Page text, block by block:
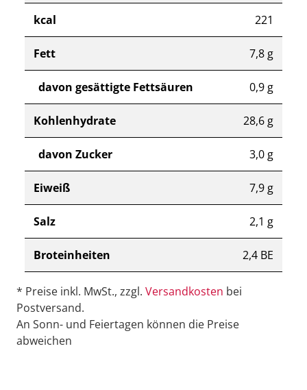
kcal 221
Fett 7,8 g
davon gesättigte Fettsäuren 0,9 g
Kohlenhydrate 28,6 g
davon Zucker 3,0 g
Eiweiß 7,9 g
Salz 2,1 g
Broteinheiten 2,4 BE
* Preise inkl. MwSt., zzgl. Versandkosten bei
Postversand.
An Sonn- und Feiertagen können die Preise
abweichen